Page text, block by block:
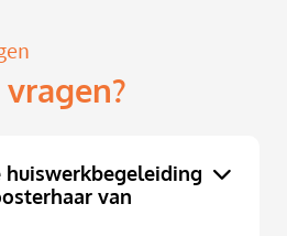
huiswerkbegeleiding
van